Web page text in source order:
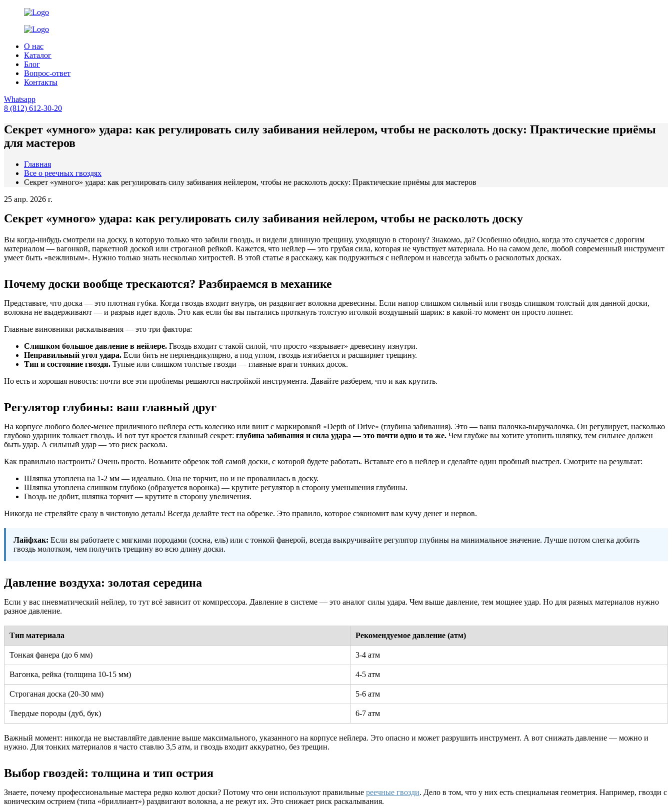
О нас
Каталог
Блог
Вопрос-ответ
Контакты
Whatsapp
8 (812) 612-30-20
Секрет «умного» удара: как регулировать силу забивания нейлером, чтобы не расколоть доску: Практические приёмы
для мастеров
Главная
Все о реечных гвоздях
Секрет «умного» удара: как регулировать силу забивания нейлером, чтобы не расколоть доску: Практические приёмы для мастеров
25 апр. 2026 г.
Секрет «умного» удара: как регулировать силу забивания нейлером, чтобы не расколоть доску
Вы когда-нибудь смотрели на доску, в которую только что забили гвоздь, и видели длинную трещину, уходящую в сторону? Знакомо, да? Особенно обидно, когда это случается с дорогим
материалом — вагонкой, паркетной доской или строганой рейкой. Кажется, что нейлер — это грубая сила, которая не чувствует материала. Но на самом деле, любой современный инструмент
умеет быть «вежливым». Нужно только знать несколько хитростей. В этой статье я расскажу, как подружиться с нейлером и навсегда забыть о расколотых досках.
Почему доски вообще трескаются? Разбираемся в механике
Представьте, что доска — это плотная губка. Когда гвоздь входит внутрь, он раздвигает волокна древесины. Если напор слишком сильный или гвоздь слишком толстый для данной доски,
волокна не выдерживают — и разрыв идет вдоль. Это как если бы вы пытались проткнуть толстую иголкой воздушный шарик: в какой-то момент он просто лопнет.
Главные виновники раскалывания — это три фактора:
Слишком большое давление в нейлере. Гвоздь входит с такой силой, что просто «взрывает» древесину изнутри.
Неправильный угол удара. Если бить не перпендикулярно, а под углом, гвоздь изгибается и расширяет трещину.
Тип и состояние гвоздя. Тупые или слишком толстые гвозди — главные враги тонких досок.
Но есть и хорошая новость: почти все эти проблемы решаются настройкой инструмента. Давайте разберем, что и как крутить.
Регулятор глубины: ваш главный друг
На корпусе любого более-менее приличного нейлера есть колесико или винт с маркировкой «Depth of Drive» (глубина забивания). Это — ваша палочка-выручалочка. Он регулирует, насколько
глубоко ударник толкает гвоздь. И вот тут кроется главный секрет: глубина забивания и сила удара — это почти одно и то же. Чем глубже вы хотите утопить шляпку, тем сильнее должен
быть удар. А сильный удар — это риск раскола.
Как правильно настроить? Очень просто. Возьмите обрезок той самой доски, с которой будете работать. Вставьте его в нейлер и сделайте один пробный выстрел. Смотрите на результат:
Шляпка утоплена на 1-2 мм — идеально. Она не торчит, но и не провалилась в доску.
Шляпка утоплена слишком глубоко (образуется воронка) — крутите регулятор в сторону уменьшения глубины.
Гвоздь не добит, шляпка торчит — крутите в сторону увеличения.
Никогда не стреляйте сразу в чистовую деталь! Всегда делайте тест на обрезке. Это правило, которое сэкономит вам кучу денег и нервов.
Лайфхак: Если вы работаете с мягкими породами (сосна, ель) или с тонкой фанерой, всегда выкручивайте регулятор глубины на минимальное значение. Лучше потом слегка добить
гвоздь молотком, чем получить трещину во всю длину доски.
Давление воздуха: золотая середина
Если у вас пневматический нейлер, то тут всё зависит от компрессора. Давление в системе — это аналог силы удара. Чем выше давление, тем мощнее удар. Но для разных материалов нужно
разное давление.
Тип материала Рекомендуемое давление (атм)
Тонкая фанера (до 6 мм) 3-4 атм
Вагонка, рейка (толщина 10-15 мм) 4-5 атм
Строганая доска (20-30 мм) 5-6 атм
Твердые породы (дуб, бук) 6-7 атм
Важный момент: никогда не выставляйте давление выше максимального, указанного на корпусе нейлера. Это опасно и может разрушить инструмент. А вот снижать давление — можно и
нужно. Для тонких материалов я часто ставлю 3,5 атм, и гвоздь входит аккуратно, без трещин.
Выбор гвоздей: толщина и тип острия
Знаете, почему профессиональные мастера редко колют доски? Потому что они используют правильные реечные гвозди. Дело в том, что у них есть специальная геометрия. Например, гвозди с
коническим острием (типа «бриллиант») раздвигают волокна, а не режут их. Это снижает риск раскалывания.